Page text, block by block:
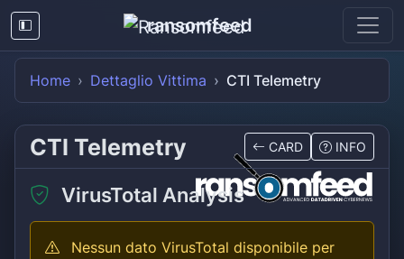
ransomfeed
Home Dettaglio Vittima CTI Telemetry
CTI Telemetry CARD INFO
VirusTotal Analysis
Nessun dato VirusTotal disponibile per